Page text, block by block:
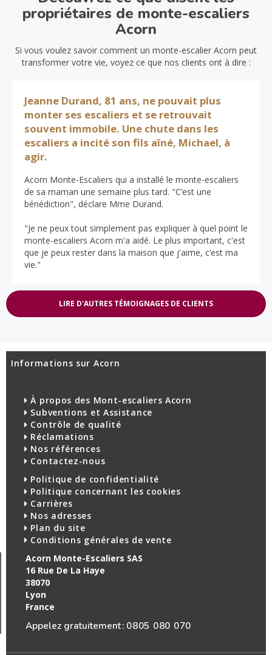
propriétaires de monte-escaliers
Acorn
Si vous voulez savoir comment un monte-escalier Acorn peut
transformer votre vie, voyez ce que nos clients ont à dire :
Jeanne Durand, 81 ans, ne pouvait plus
monter ses escaliers et se retrouvait
souvent immobile. Une chute dans les
escaliers a incité son fils aîné, Michael, à
agir.
Acorn Monte-Escaliers qui a installé le monte-escaliers
de sa maman une semaine plus tard. "C’est une
bénédiction", déclare Mme Durand.
"Je ne peux tout simplement pas expliquer à quel point le
monte-escaliers Acorn m'a aidé. Le plus important, c'est
que je peux rester dans la maison que j'aime, c’est ma
vie."
LIRE D'AUTRES TÉMOIGNAGES DE CLIENTS
Informations sur Acorn
À propos des Mont-escaliers Acorn
Subventions et Assistance
Contrôle de qualité
Réclamations
Nos références
Contactez-nous
Politique de confidentialité
Politique concernant les cookies
Carrières
Nos adresses
Plan du site
Conditions générales de vente
Acorn Monte-Escaliers SAS
16 Rue De La Haye
38070
Lyon
France
Appelez gratuitement : 0805 080 070